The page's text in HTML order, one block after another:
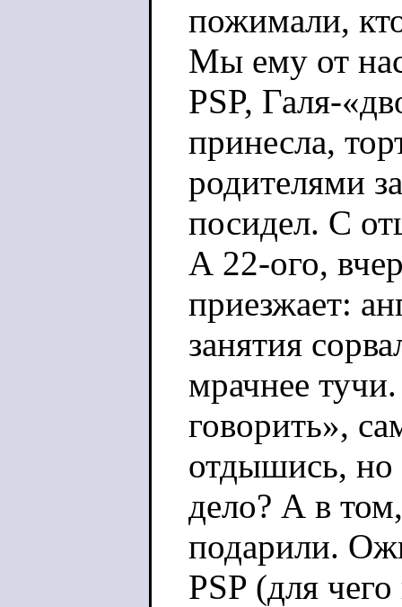
пожимали,
Мы ему от
PSP, Галя-
принесла,
родителями
посидел. С
А 22-ого,
приезжает:
занятия
мрачнее
говорить»,
отдышись, но
дело? А в
подарили.
PSP (для